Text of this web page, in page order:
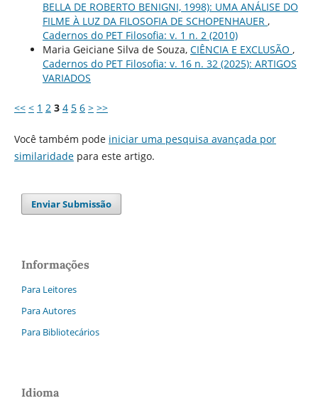
BELLA DE ROBERTO BENIGNI, 1998): UMA ANÁLISE DO
FILME À LUZ DA FILOSOFIA DE SCHOPENHAUER ,
Cadernos do PET Filosofia: v. 1 n. 2 (2010)
Maria Geiciane Silva de Souza, CIÊNCIA E EXCLUSÃO ,
Cadernos do PET Filosofia: v. 16 n. 32 (2025): ARTIGOS
VARIADOS
<< < 1 2 3 4 5 6 > >>
Você também pode iniciar uma pesquisa avançada por
similaridadepara este artigo.
Enviar Submissão
Informações
Para Leitores
Para Autores
Para Bibliotecários
Idioma